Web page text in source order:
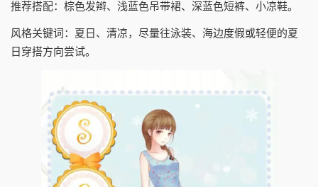
推荐搭配：棕色发辫、浅蓝色吊带裙、深蓝色短裤、小凉鞋。
风格关键词：夏日、清凉，尽量往泳装、海边度假或轻便的夏
日穿搭方向尝试。